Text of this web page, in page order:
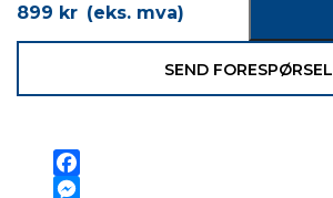
899 kr (eks. mva)
SEND FORESPØRSEL
Facebook